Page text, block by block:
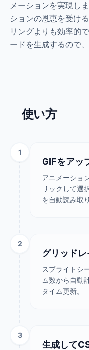
メーションを実現し
ションの恩恵を受け
リングよりも効率的
ードを生成するので
使い方
1
GIFをアッ
アニメーショ
リックして選
を自動読み取り
2
グリッド
スプライトシ
ム数から自動
タイム更新。
3
生成して